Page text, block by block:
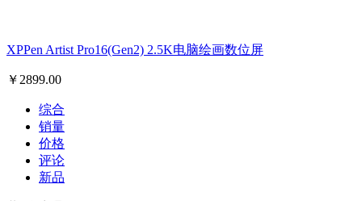
XPPen Artist Pro16(Gen2) 2.5K电脑绘画数位屏
￥2899.00
综合
销量
价格
评论
新品